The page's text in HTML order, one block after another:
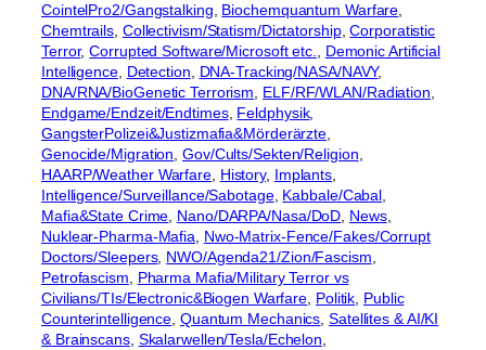
CointelPro2/Gangstalking Biochemquantum Warfare
Chemtrails Collectivism/Statism/Dictatorship, Corporatistic
Terror, Corrupted Software/Microsoft etc.
Demonic Artificial
Intelligence, Detection DNA-Tracking/NASA/NAVY
DNA/RNA/BioGenetic Terrorism
ELF/RF/WLAN/Radiation
Endgame/Endzeit/Endtimes, Feldphysik
GangsterPolizei&Justizmafia&Mörderärzte
Genocide/Migration , Gov/Cults/Sekten/Religion
HAARP/Weather Warfare, History, Implants
Intelligence/Surveillance/Sabotage, Kabbale/Cabal
Mafia&State Crime Nano/DARPA/Nasa/DoD News
Nuklear-Pharma-Mafia
Nwo-Matrix-Fence/Fakes/Corrupt
Doctors/Sleepers, NWO/Agenda21/Zion/Fascism
Petrofascism
Pharma Mafia/Military Terror vs
Civilians/TIs/Electronic&Biogen Warfare Politik Public
Counterintelligence Quantum Mechanics , Satellites & AI/KI
& Brainscans, Skalarwellen/Tesla/Echelon